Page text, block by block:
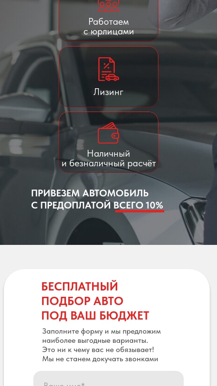
Работаем
с юрлицами
Лизинг
Наличный
и безналичный расчёт
ПРИВЕЗЕМ АВТОМОБИЛЬ
С ПРЕДОПЛАТОЙ ВСЕГО 10%
БЕСПЛАТНЫЙ
ПОДБОР АВТО
ПОД ВАШ БЮДЖЕТ
Заполните форму и мы предложим
наиболее выгодные варианты.
Это ни к чему вас не обязывает!
Мы не станем докучать звонками